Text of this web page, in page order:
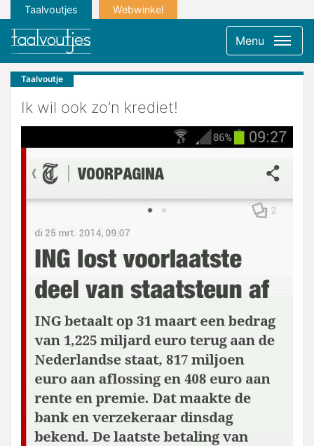
Taalvoutjes Webwinkel
Menu
Taalvoutje
Ik wil ook zo’n krediet!